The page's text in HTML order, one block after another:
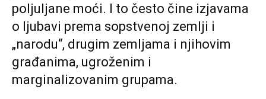
poljuljane moći. I to često čine izjavama
o ljubavi prema sopstvenoj zemlji i
„narodu“, drugim zemljama i njihovim
građanima, ugroženim i
marginalizovanim grupama.